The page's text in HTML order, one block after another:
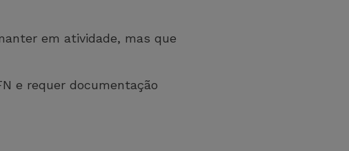
em atividade, mas que
e requer documentação